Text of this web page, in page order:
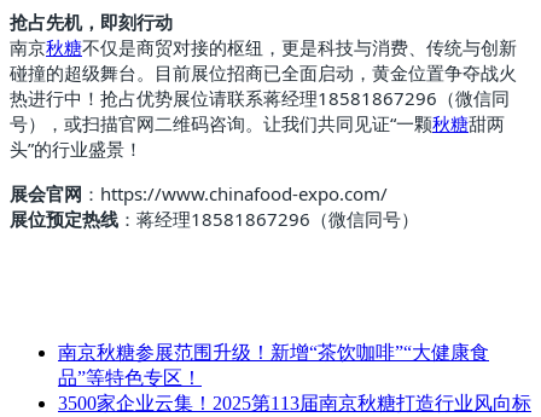
抢占先机，即刻行动
南京秋糖不仅是商贸对接的枢纽，更是科技与消费、传统与创新
碰撞的超级舞台。目前展位招商已全面启动，黄金位置争夺战火
热进行中！抢占优势展位请联系蒋经理18581867296（微信同
号），或扫描官网二维码咨询。让我们共同见证“一颗秋糖甜两
头”的行业盛景！
展会官网 ：https://www.chinafood-expo.com/
展位预定热线 ：蒋经理18581867296（微信同号）
南京秋糖参展范围升级！新增“茶饮咖啡”“大健康食
品”等特色专区！
3500家企业云集！2025第113届南京秋糖打造行业风向标